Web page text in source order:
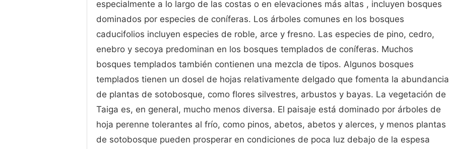
especialmente a lo largo de las costas o en elevaciones más altas , incluyen bosques
dominados por especies de coníferas. Los árboles comunes en los bosques
caducifolios incluyen especies de roble, arce y fresno. Las especies de pino, cedro,
enebro y secoya predominan en los bosques templados de coníferas. Muchos
bosques templados también contienen una mezcla de tipos. Algunos bosques
templados tienen un dosel de hojas relativamente delgado que fomenta la abundancia
de plantas de sotobosque, como flores silvestres, arbustos y bayas. La vegetación de
Taiga es, en general, mucho menos diversa. El paisaje está dominado por árboles de
hoja perenne tolerantes al frío, como pinos, abetos, abetos y alerces, y menos plantas
de sotobosque pueden prosperar en condiciones de poca luz debajo de la espesa